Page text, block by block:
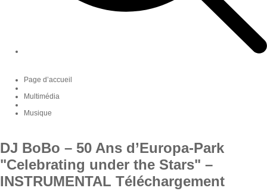
Page d’accueil
Multimédia
Musique
DJ BoBo – 50 Ans d’Europa-Park
"Celebrating under the Stars" –
INSTRUMENTAL Téléchargement